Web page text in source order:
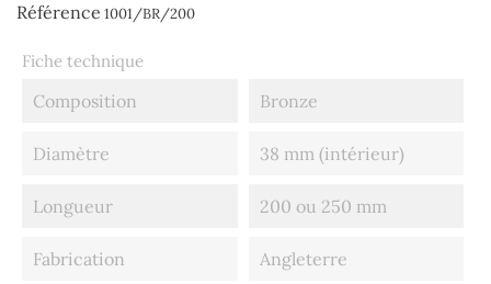
Référence 1001/BR/200
Fiche technique
Composition Bronze
Diamètre 38 mm (intérieur)
Longueur 200 ou 250 mm
Fabrication Angleterre